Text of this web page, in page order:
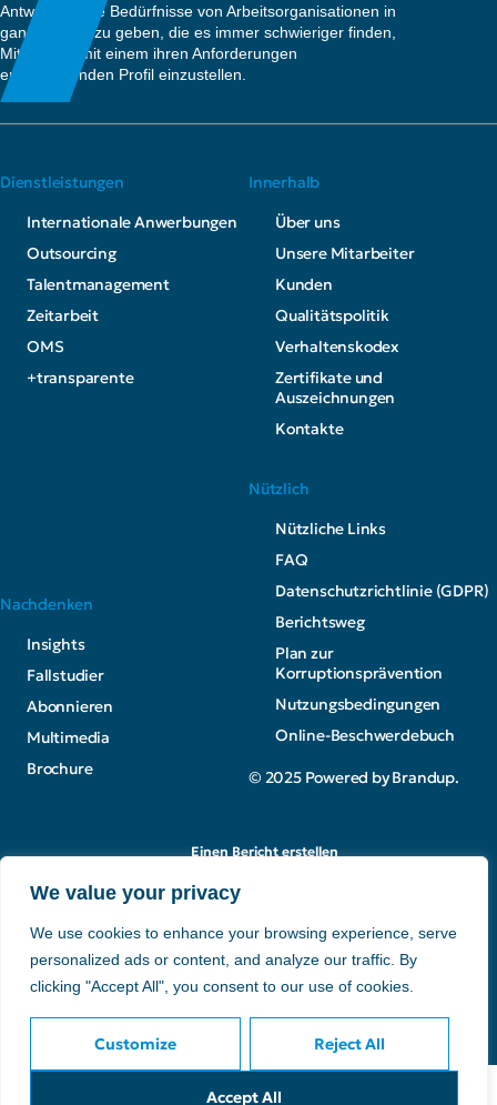
We value your privacy
We use cookies to enhance your browsing experience, serve
personalized ads or content, and analyze our traffic. By
clicking "Accept All", you consent to our use of cookies.
Customize Reject All
Accept All
Antwort auf die Bedürfnisse von Arbeitsorganisationen in
ganz Europa zu geben, die es immer schwieriger finden,
Mitarbeiter mit einem ihren Anforderungen
entsprechenden Profil einzustellen.
Dienstleistungen
Internationale Anwerbungen
Outsourcing
Talentmanagement
Zeitarbeit
OMS
+transparente
Innerhalb
Über uns
Unsere Mitarbeiter
Kunden
Qualitätspolitik
Verhaltenskodex
Zertifikate und
Auszeichnungen
Kontakte
Nachdenken
Insights
Fallstudier
Abonnieren
Multimedia
Brochure
Nützlich
Nützliche Links
FAQ
Datenschutzrichtlinie (GDPR)
Berichtsweg
Plan zur
Korruptionsprävention
Nutzungsbedingungen
Online-Beschwerdebuch
© 2025 Powered by Brandup.
Einen Bericht erstellen